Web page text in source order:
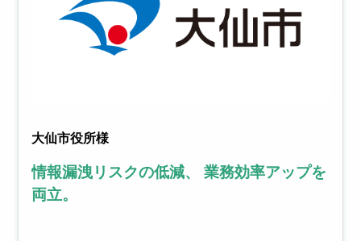
大仙市役所様
情報漏洩リスクの低減、 業務効率アップを
両立。